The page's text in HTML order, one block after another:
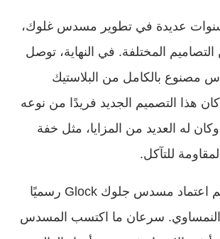
عديدة في تطوير مسدس غلوك،
التصاميم المختلفة. في النهاية، توصل
مصنوع بالكامل من البلاستيك
كان هذا التصميم الجديد فريدًا من نوعه
له العديد من المزايا، مثل خفة
للتآكل.
في عام 1982، تم اعتماد مسدس جلوك Glock رسميًا
سرعان ما اكتسب المسدس